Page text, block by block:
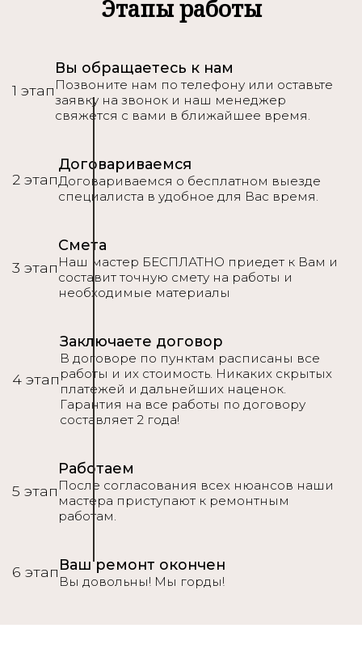
Этапы работы
1 этап
Вы обращаетесь к нам
Позвоните нам по телефону или оставьте
заявку на звонок и наш менеджер
свяжется с вами в ближайшее время.
2 этап
Договариваемся
Договариваемся о бесплатном выезде
специалиста в удобное для Вас время.
3 этап
Смета
Наш мастер БЕСПЛАТНО приедет к Вам и
составит точную смету на работы и
необходимые материалы
4 этап
Заключаете договор
В договоре по пунктам расписаны все
работы и их стоимость. Никаких скрытых
платежей и дальнейших наценок.
Гарантия на все работы по договору
составляет 2 года!
5 этап
Работаем
После согласования всех нюансов наши
мастера приступают к ремонтным
работам.
6 этапВаш ремонт окончен
Вы довольны! Мы горды!